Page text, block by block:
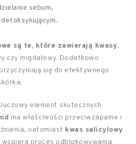
sebum,
detoksykującym.
są te, które zawierają kwasy,
czy migdałowy. Dodatkowo
się do efektywnego
element skutecznych
ma właściwości przeciwzapalne i
natomiast kwas salicylowy
proces odblokowywania